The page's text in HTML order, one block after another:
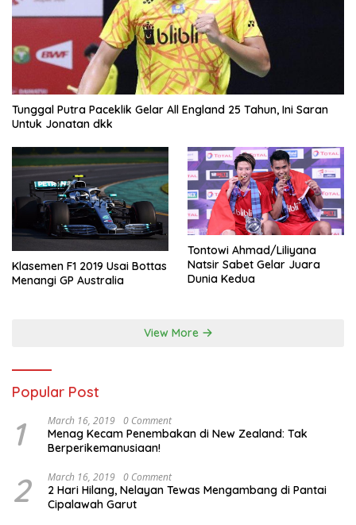
Tunggal Putra Paceklik Gelar All England 25 Tahun, Ini Saran
Untuk Jonatan dkk
Klasemen F1 2019 Usai Bottas
Menangi GP Australia
Tontowi Ahmad/Liliyana
Natsir Sabet Gelar Juara
Dunia Kedua
View More
Popular Post
1 March 16, 2019 0 Comment
Menag Kecam Penembakan di New Zealand: Tak
Berperikemanusiaan!
2 March 16, 2019 0 Comment
2 Hari Hilang, Nelayan Tewas Mengambang di Pantai
Cipalawah Garut